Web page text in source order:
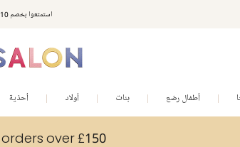
استمتعوا بخصم 10% على طلبيتكم الأولى كهدية ترحيب. سجلوا من هنا
أطفال رضع بنات أولاد أحذية
over £150